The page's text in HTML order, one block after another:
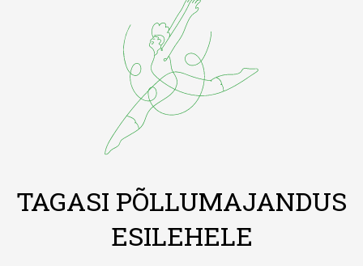
TAGASI PÕLLUMAJANDUS
ESILEHELE